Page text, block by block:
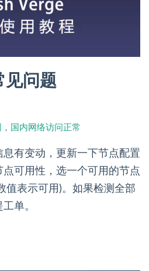
见问题
国内网络访问正常
有变动，更新一下节点配置
可用性，选一个可用的节点
值表示可用)。如果检测全部
单。